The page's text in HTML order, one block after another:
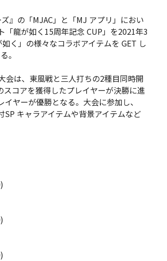
』の「MJAC」と「MJ アプリ」におい
龍が如く15周年記念 CUP」を2021年3
く」の様々なコラボアイテムを GET し
。
会は、東風戦と三人打ちの2種目同時開
コアを獲得したプレイヤーが決勝に進
ヤーが優勝となる。大会に参加し、
キャラアイテムや背景アイテムなど